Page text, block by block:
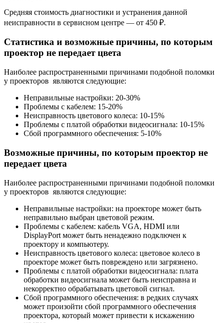
Средняя стоимость диагностики и устранения данной
неисправности в сервисном центре — от 450 ₽.
Статистика и возможные причины, по которым
проектор не передает цвета
Наиболее распространенными причинами подобной поломки
у проекторов являются следующие:
Неправильные настройки: 20-30%
Проблемы с кабелем: 15-20%
Неисправность цветового колеса: 10-15%
Проблемы с платой обработки видеосигнала: 10-15%
Сбой программного обеспечения: 5-10%
Возможные причины, по которым проектор не
передает цвета
Наиболее распространенными причинами подобной поломки
у проекторов являются следующие:
Неправильные настройки: на проекторе может быть
неправильно выбран цветовой режим.
Проблемы с кабелем: кабель VGA, HDMI или
DisplayPort может быть ненадежно подключен к
проектору и компьютеру.
Неисправность цветового колеса: цветовое колесо в
проекторе может быть повреждено или загрязнено.
Проблемы с платой обработки видеосигнала: плата
обработки видеосигнала может быть неисправна и
некорректно обрабатывать цветовой сигнал.
Сбой программного обеспечения: в редких случаях
может произойти сбой программного обеспечения
проектора, который может привести к искажению